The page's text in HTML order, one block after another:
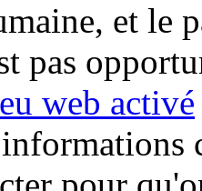
et le
pas
web activé